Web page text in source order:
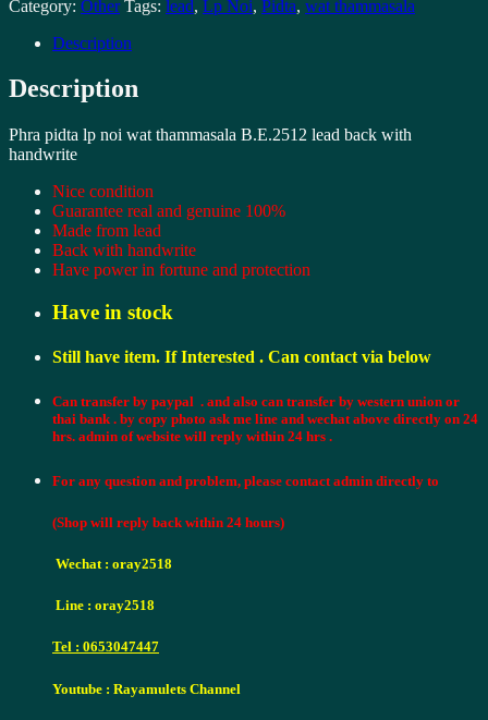
ตา
หลวง
น้อย
วัด
ธรรม
2512
เนื้อ
หลัง
จาร
pidta
thammasala
quantity
Category: Other Tags: lead, Lp Noi, Pidta, wat thammasala
Description
Description
Phra pidta lp noi wat thammasala B.E.2512 lead back with
handwrite
Nice condition
Guarantee real and genuine 100%
Made from lead
Back with handwrite
Have power in fortune and protection
Have in stock
Still have item. If Interested . Can contact via below
Can transfer by paypal . and also can transfer by western union or
thai bank . by copy photo ask me line and wechat above directly on 24
hrs. admin of website will reply within 24 hrs .
For any question and problem, please contact admin directly to
(Shop will reply back within 24 hours)
Wechat : oray2518
Line : oray2518
Tel : 0653047447
Youtube : Rayamulets Channel